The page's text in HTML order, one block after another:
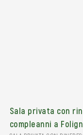
Sala privata con
compleanni a